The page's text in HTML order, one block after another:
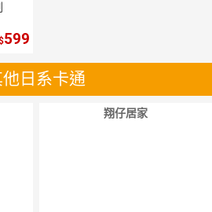
599
他日系卡通
翔仔居家